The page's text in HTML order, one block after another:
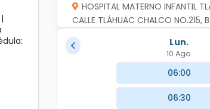
HOSPITAL MATERNO INFANTIL
CALLE TLÁHUAC CHALCO NO.215,
TLAHUAC,CIUDAD DE MEXICO
Lun.
10 Ago.
06:00
06:30